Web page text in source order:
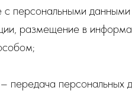
персональными
размещение в
персональных